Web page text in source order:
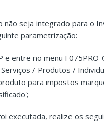
não seja integrado para o
parametrização:
e entre no menu
/ Produtos /
para impostos
executada, realize os